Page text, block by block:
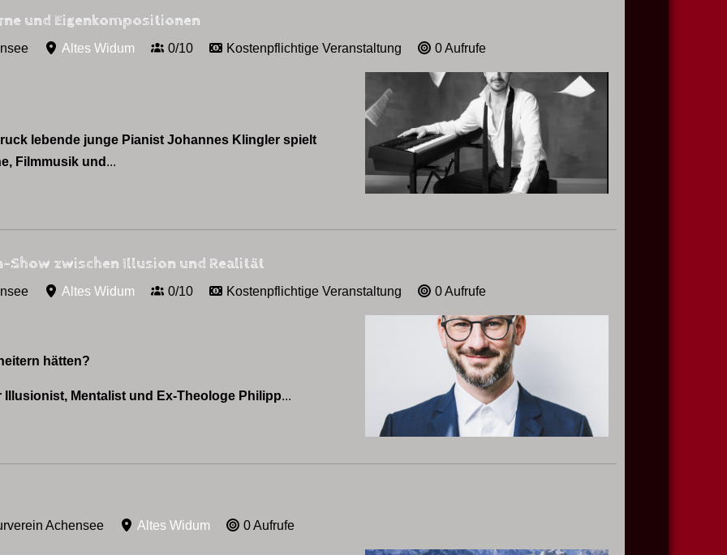
und Eigenkompositionen
Altes Widum 0/10 Kostenpflichtige Veranstaltung 0 Aufrufe
lebende junge Pianist Johannes Klingler spielt
Filmmusik und ...
Show zwischen Illusion und Realität
Altes Widum 0/10 Kostenpflichtige Veranstaltung 0 Aufrufe
hätten?
Mentalist und Ex-Theologe Philipp...
Achensee Altes Widum 0 Aufrufe